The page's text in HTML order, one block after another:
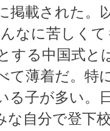
掲載された。
なに苦しく
する中国式と
て薄着だ。特
る子が多い。
な自分で登下